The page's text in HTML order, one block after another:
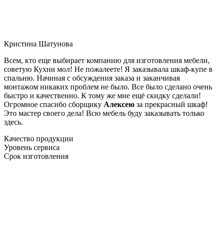
Кристина Шатунова
Всем, кто еще выбирает компанию для изготовления мебели,
советую Кухни мол! Не пожалеете! Я заказывала шкаф-купе в
спальню. Начиная с обсуждения заказа и заканчивая
монтажом никаких проблем не было. Все было сделано очень
быстро и качественно. К тому же мне ещё скидку сделали!
Огромное спасибо сборщику Алексею за прекрасный шкаф!
Это мастер своего дела! Всю мебель буду заказывать только
здесь.
Качество продукции
Уровень сервиса
Срок изготовления